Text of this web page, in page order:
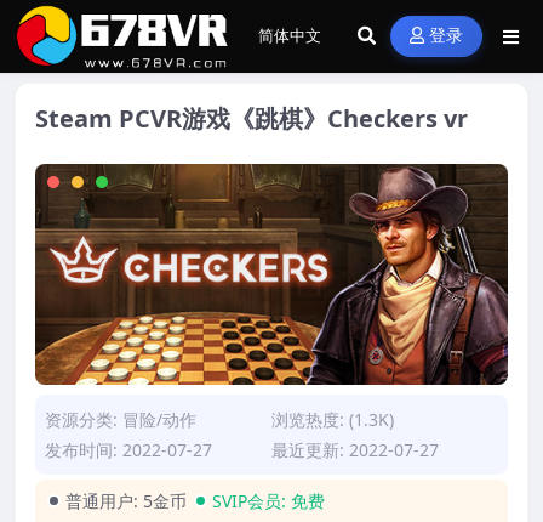
登录
Steam PCVR游戏《跳棋》Checkers vr
资源分类: 冒险/动作
浏览热度: (1.3K)
发布时间: 2022-07-27
最近更新: 2022-07-27
普通用户: 5金币 SVIP会员: 免费